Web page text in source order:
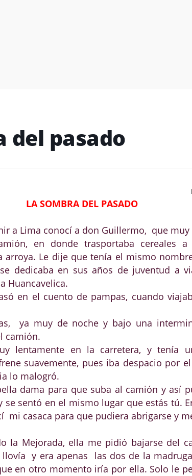
del pasado
LA SOMBRA DEL PASADO
a Lima conocí a don Guillermo, que
en donde trasportaba cereales a
arroya. Le dije que tenía el mismo
dedicaba en sus años de juventud a
Huancavelica.
en el cuento de pampas, cuando
ya muy de noche y bajo una
camión.
lentamente en la carretera, y tenía
suavemente, pues iba despacio por
lo malogró.
dama para que suba al camión y así
se sentó en el mismo lugar que estás tú.
casaca para que pudiera abrigarse y
la Mejorada, ella me pidió bajarse del
y era apenas las dos de la
en otro momento iría por ella. Solo le